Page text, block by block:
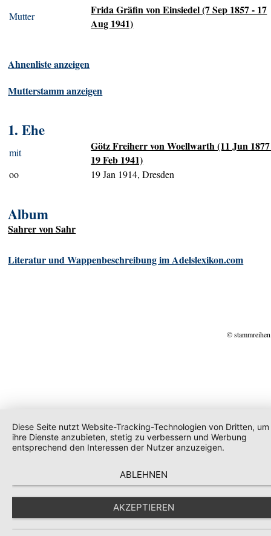
Mutter
Frida Gräfin von Einsiedel (7 Sep 1857 - 17
Aug 1941)
Ahnenliste anzeigen
Mutterstamm anzeigen
1. Ehe
mit
Götz Freiherr von Woellwarth (11 Jun
19 Feb 1941)
oo 19 Jan 1914, Dresden
Album
Sahrer von Sahr
Literatur und Wappenbeschreibung im Adelslexikon.com
©
Diese Seite nutzt Website-Tracking-Technologien von Dritten, um
ihre Dienste anzubieten, stetig zu verbessern und Werbung
entsprechend den Interessen der Nutzer anzuzeigen.
ABLEHNEN
AKZEPTIEREN